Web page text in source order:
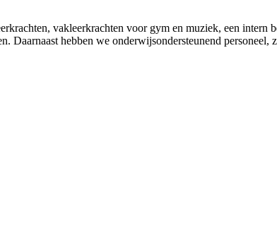
vakleerkrachten voor gym en muziek, een
Daarnaast hebben we onderwijsondersteunend